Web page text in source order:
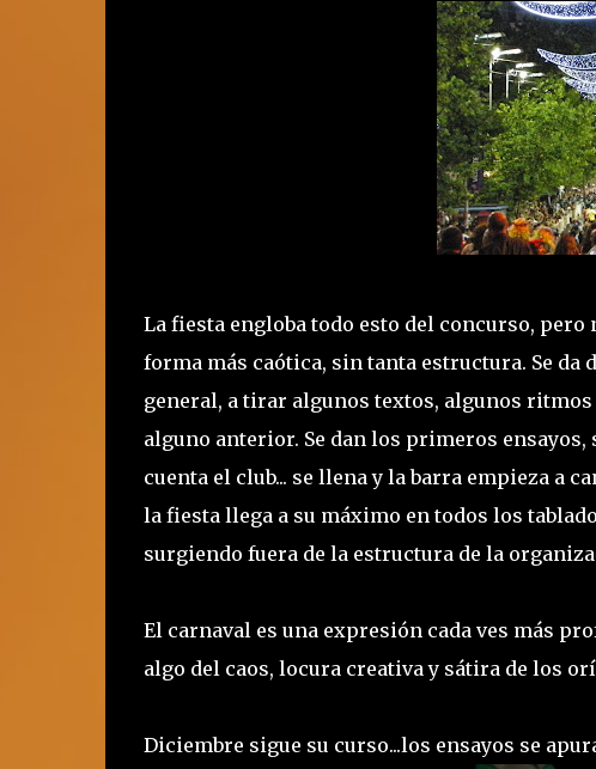
La fiesta engloba todo esto del concurso,
forma más caótica, sin tanta estructura. Se
general, a tirar algunos textos, algunos
alguno anterior. Se dan los primeros
cuenta el club... se llena y la barra empieza a
la fiesta llega a su máximo en todos los
surgiendo fuera de la estructura de la
El carnaval es una expresión cada ves más
algo del caos, locura creativa y sátira de los
Diciembre sigue su curso...los ensayos se